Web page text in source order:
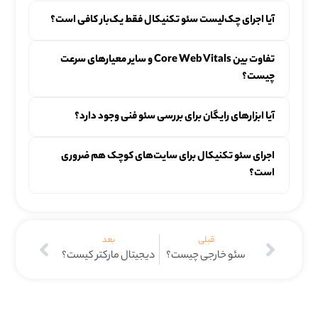
آیا اجرای چک‌لیست سئو تکنیکال فقط یک‌بار کافی است؟
تفاوت بین Core Web Vitals و سایر معیارهای سرعت
چیست؟
آیا ابزارهای رایگان برای بررسی سئو فنی وجود دارد؟
اجرای سئو تکنیکال برای سایت‌های کوچک هم ضروری
است؟
قبلی
سئو خارجی چیست؟
بعد
دیجیتال مارکتر کیست؟